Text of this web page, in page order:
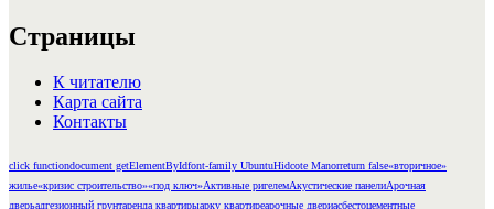
Страницы
К читателю
Карта сайта
Контакты
click functiondocument getElementByIdfont-family UbuntuHidcote Manorreturn false«вторичное»
жилье«кризис строительство»«под ключ»Активные ригелемАкустические панелиАрочная
дверьадгезионный грунтаренда квартирыарку квартиреарочные двериасбестоцементные